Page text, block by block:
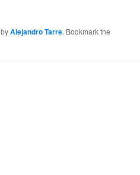
byAlejandro Tarre. Bookmark the